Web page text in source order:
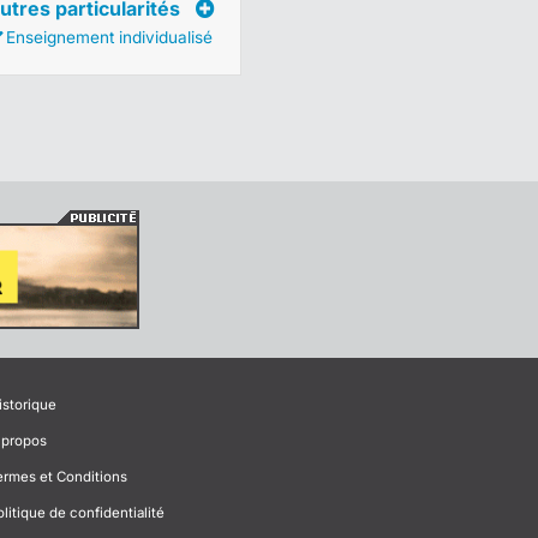
particularités
Enseignement individualisé
et Conditions
de confidentialité